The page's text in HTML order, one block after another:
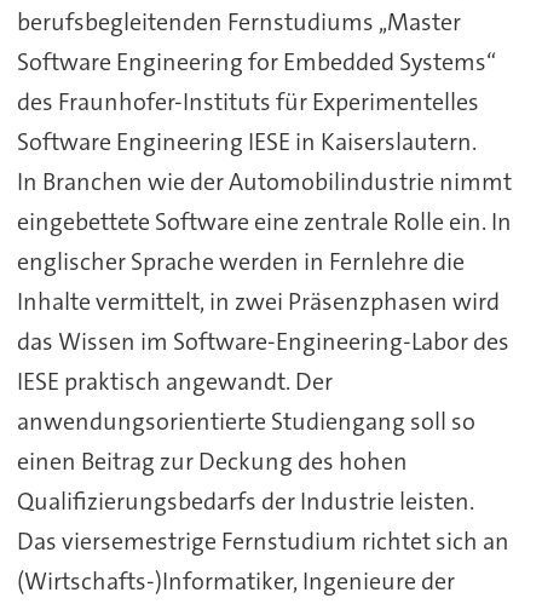
berufsbegleitenden Fernstudiums ,,Master
Software Engineering for Embedded Systems“
des Fraunhofer-Instituts für Experimentelles
Software Engineering IESE in Kaiserslautern.
In Branchen wie der Automobilindustrie nimmt
eingebettete Software eine zentrale Rolle ein. In
englischer Sprache werden in Fernlehre die
Inhalte vermittelt, in zwei Präsenzphasen wird
das Wissen im Software-Engineering-Labor des
IESE praktisch angewandt. Der
anwendungsorientierte Studiengang soll so
einen Beitrag zur Deckung des hohen
Qualifizierungsbedarfs der Industrie leisten.
Das viersemestrige Fernstudium richtet sich an
(Wirtschafts-)Informatiker, Ingenieure der